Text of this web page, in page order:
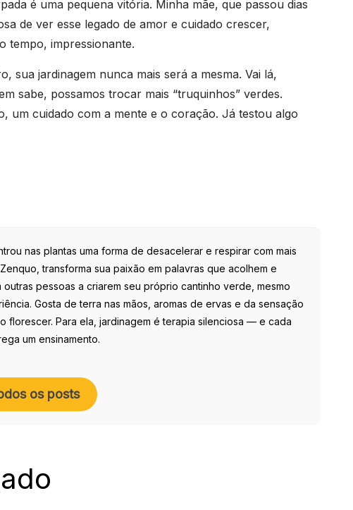
é uma pequena vitória. Minha mãe, que passou dias
de ver esse legado de amor e cuidado crescer,
tempo, impressionante.
sua jardinagem nunca mais será a mesma. Vai lá,
sabe, possamos trocar mais “truquinhos” verdes.
um cuidado com a mente e o coração. Já testou algo
nas plantas uma forma de desacelerar e respirar com mais
transforma sua paixão em palavras que acolhem e
outras pessoas a criarem seu próprio cantinho verde, mesmo
Gosta de terra nas mãos, aromas de ervas e da sensação
florescer. Para ela, jardinagem é terapia silenciosa — e cada
um ensinamento.
os posts